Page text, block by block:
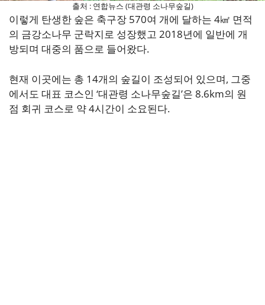
출처 : 연합뉴스 (대관령 소나무숲길)
이렇게 탄생한 숲은 축구장 570여 개에 달하는 4㎢ 면적
의 금강소나무 군락지로 성장했고 2018년에 일반에 개
방되며 대중의 품으로 들어왔다.
현재 이곳에는 총 14개의 숲길이 조성되어 있으며, 그중
에서도 대표 코스인 ‘대관령 소나무숲길’은 8.6km의 원
점 회귀 코스로 약 4시간이 소요된다.